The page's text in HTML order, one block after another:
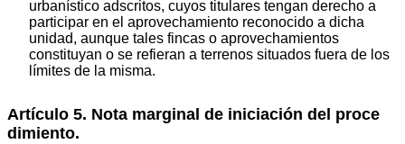
urbanístico adscritos, cuyos titulares tengan derecho a
participar en el aprovechamiento reconocido a dicha
unidad, aunque tales fincas o aprovechamientos
constituyan o se refieran a terrenos situados fuera de los
límites de la misma.
Artículo 5. Nota marginal de iniciación del proce
dimiento.